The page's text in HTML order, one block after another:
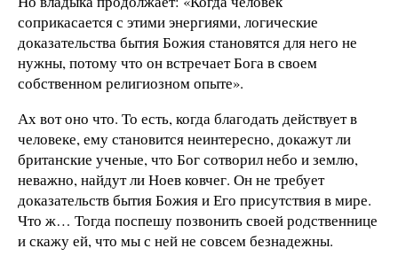
соприкасается с этими энергиями, логические
доказательства бытия Божия становятся для него не
нужны, потому что он встречает Бога в своем
собственном религиозном опыте».
Ах вот оно что. То есть, когда благодать действует в
человеке, ему становится неинтересно, докажут ли
британские ученые, что Бог сотворил небо и землю,
неважно, найдут ли Ноев ковчег. Он не требует
доказательств бытия Божия и Его присутствия в мире.
Что ж… Тогда поспешу позвонить своей родственнице
и скажу ей, что мы с ней не совсем безнадежны.